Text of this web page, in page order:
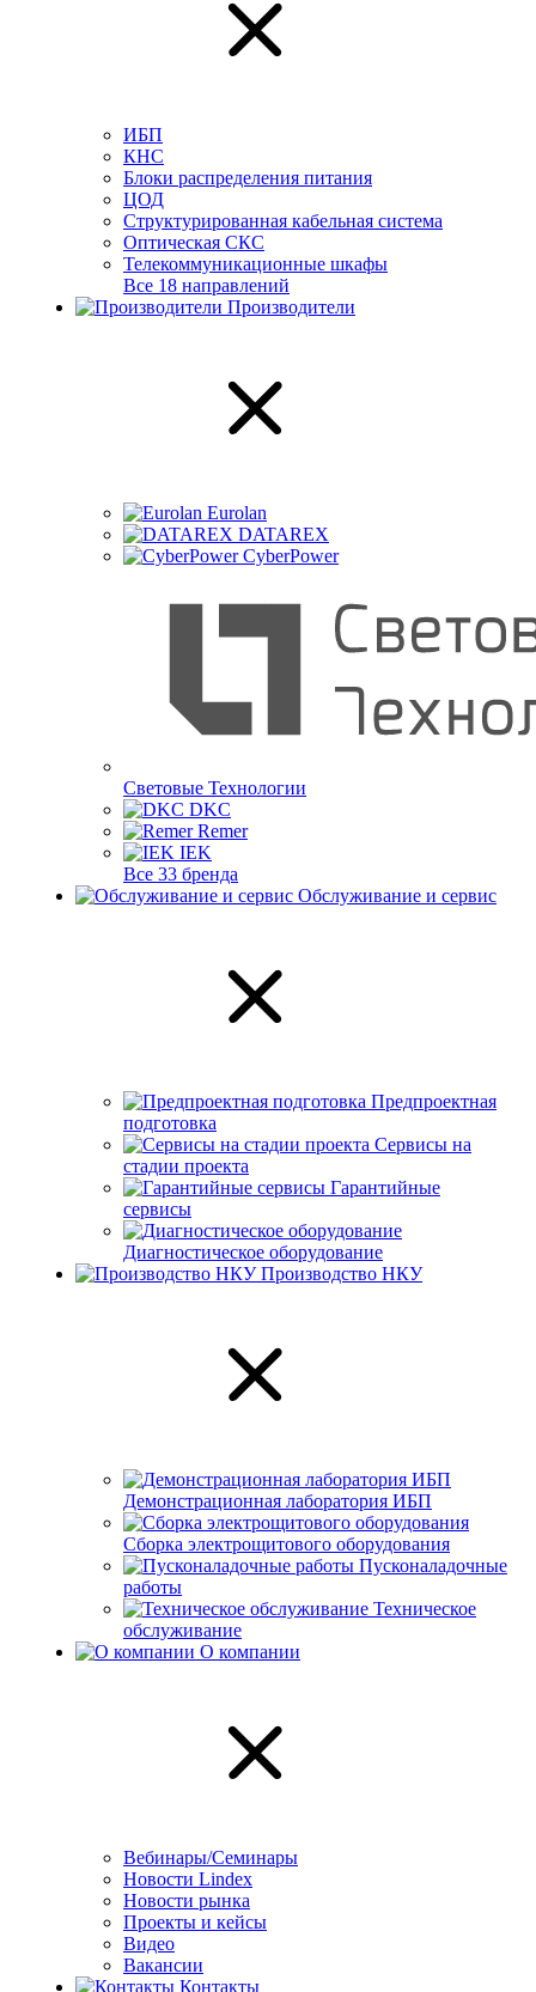
ИБП
КНС
Блоки распределения питания
ЦОД
Структурированная кабельная система
Оптическая СКС
Телекоммуникационные шкафы
Все 18 направлений
Производители
Eurolan
DATAREX
CyberPower
Световые Технологии
DKC
Remer
IEK
Все 33 бренда
Обслуживание и сервис
Предпроектная
подготовка
Сервисы на
стадии проекта
Гарантийные
сервисы
Диагностическое оборудование
Производство НКУ
Демонстрационная лаборатория ИБП
Сборка электрощитового оборудования
Пусконаладочные
работы
Техническое
обслуживание
О компании
Вебинары/Семинары
Новости Lindex
Новости рынка
Проекты и кейсы
Видео
Вакансии
Контакты